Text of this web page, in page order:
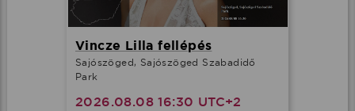
Vincze Lilla fellépés
Sajószöged, Sajószöged Szabadidő
Park
2026.08.08 16:30 UTC+2